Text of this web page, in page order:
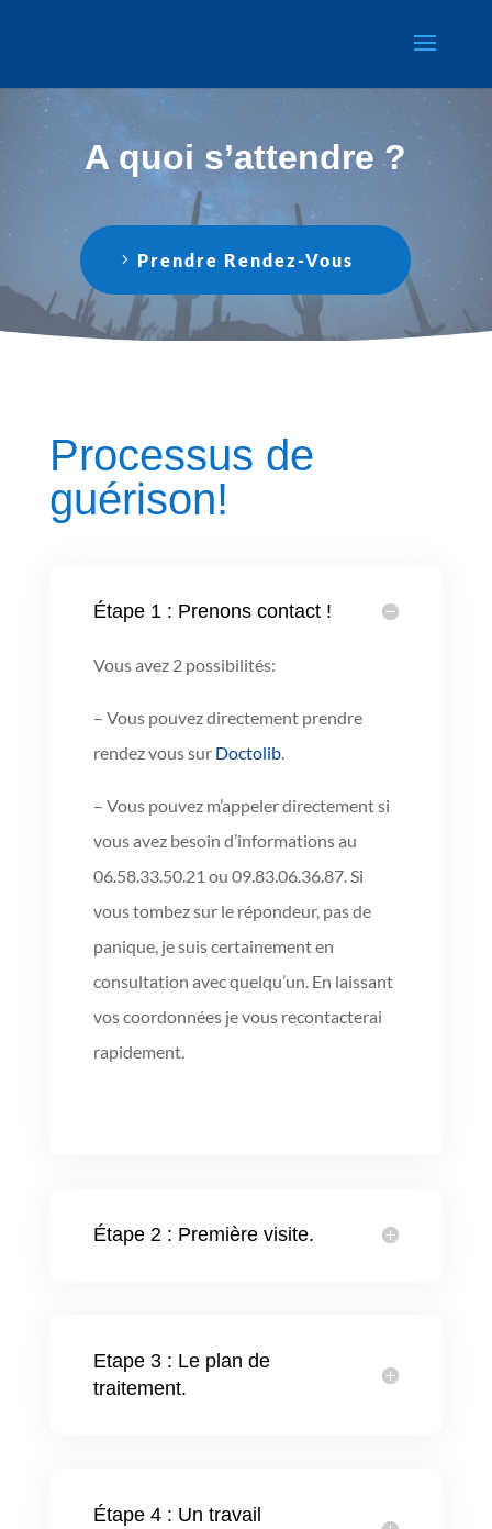
A quoi s’attendre ?
Prendre Rendez-Vous
Processus de
guérison!
Étape 1 : Prenons contact !
Vous avez 2 possibilités:
– Vous pouvez directement prendre
rendez vous sur Doctolib.
– Vous pouvez m’appeler directement si
vous avez besoin d’informations au
06.58.33.50.21 ou 09.83.06.36.87. Si
vous tombez sur le répondeur, pas de
panique, je suis certainement en
consultation avec quelqu’un. En laissant
vos coordonnées je vous recontacterai
rapidement.
Étape 2 : Première visite.
Etape 3 : Le plan de
traitement.
Étape 4 : Un travail